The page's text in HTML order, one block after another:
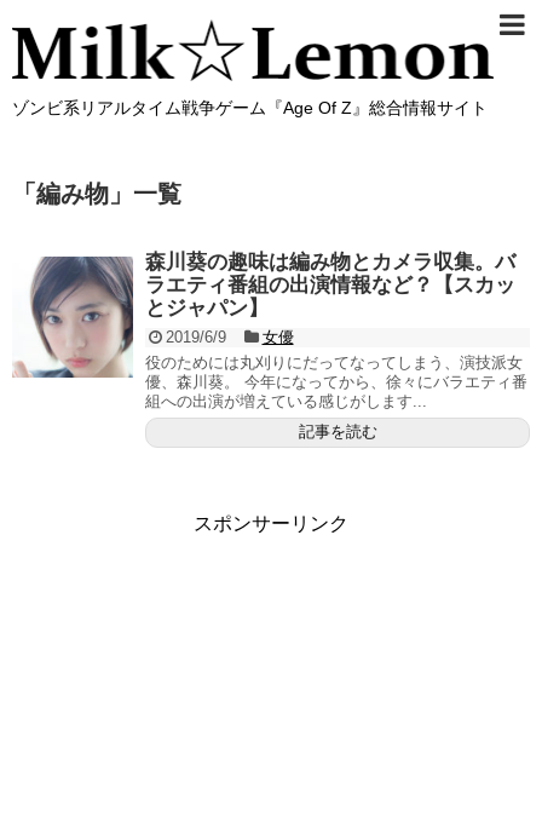
ゾンビ系リアルタイム戦争ゲーム『Age Of Z』総合情報サイト
「 編み物 」 一覧
森川葵の趣味は編み物とカメラ収集。バ
ラエティ番組の出演情報など？【スカッ
とジャパン】
2019/6/9
女優
役のためには丸刈りにだってなってしまう、演技派女
優、森川葵。 今年になってから、徐々にバラエティ番
組への出演が増えている感じがします...
記事を読む
スポンサーリンク